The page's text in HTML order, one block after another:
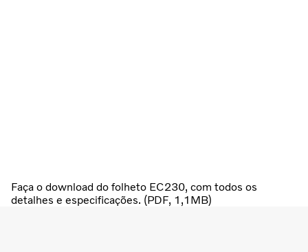
Faça o download do folheto EC230, com todos os
detalhes e especificações. (PDF, 1,1MB)